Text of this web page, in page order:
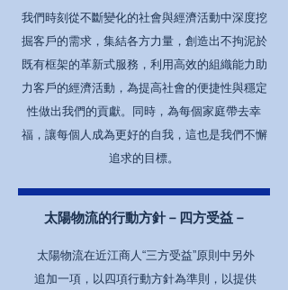
我們時刻從不斷變化的社會與經濟活動中深度挖
掘客戶的需求，集結各方力量，創造出不拘泥於
既有框架的革新式服務，利用高效的組織能力助
力客戶的經濟活動，為提高社會的便捷性與穩定
性做出我們的貢獻。同時，為每個家庭帶去幸
福，讓每個人成為更好的自我，這也是我們不懈
追求的目標。
太陽物流的行動方針－四方受益－
太陽物流在近江商人“三方受益”原則中另外
追加一項，以四項行動方針為準則，以提供